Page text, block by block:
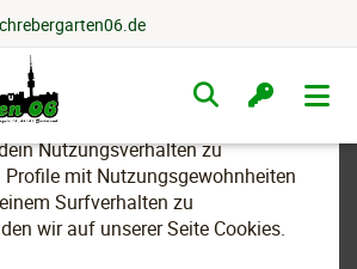
Cookies
dieser Webseite
Nutzungsverhalten zu
Profile mit Nutzungsgewohnheiten
Surfverhalten zu
wir auf unserer Seite Cookies.
2020